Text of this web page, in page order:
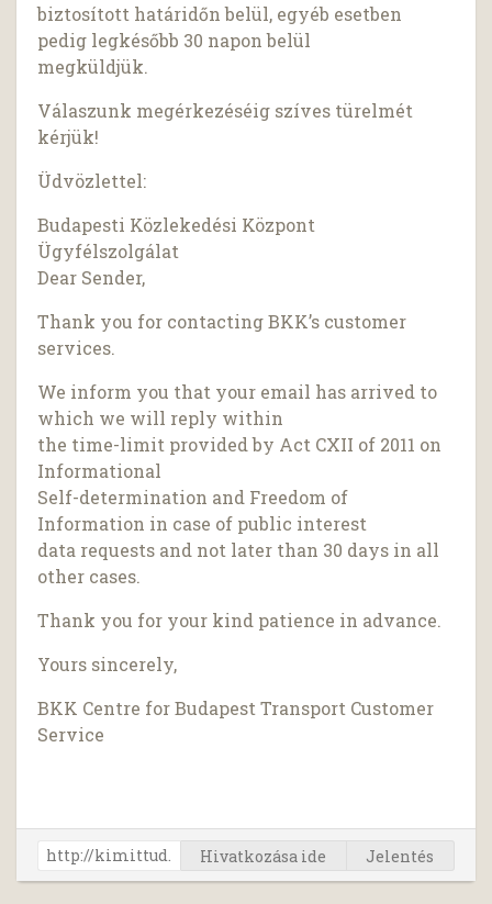
biztosított határidőn belül, egyéb esetben
pedig legkésőbb 30 napon belül
megküldjük.
Válaszunk megérkezéséig szíves türelmét
kérjük!
Üdvözlettel:
Budapesti Közlekedési Központ
Ügyfélszolgálat
Dear Sender,
Thank you for contacting BKK’s customer
services.
We inform you that your email has arrived to
which we will reply within
the time-limit provided by Act CXII of 2011 on
Informational
Self-determination and Freedom of
Information in case of public interest
data requests and not later than 30 days in all
other cases.
Thank you for your kind patience in advance.
Yours sincerely,
BKK Centre for Budapest Transport Customer
Service
Hivatkozása ide Jelentés